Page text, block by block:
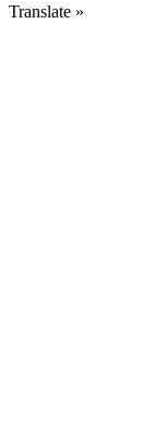
Translate »